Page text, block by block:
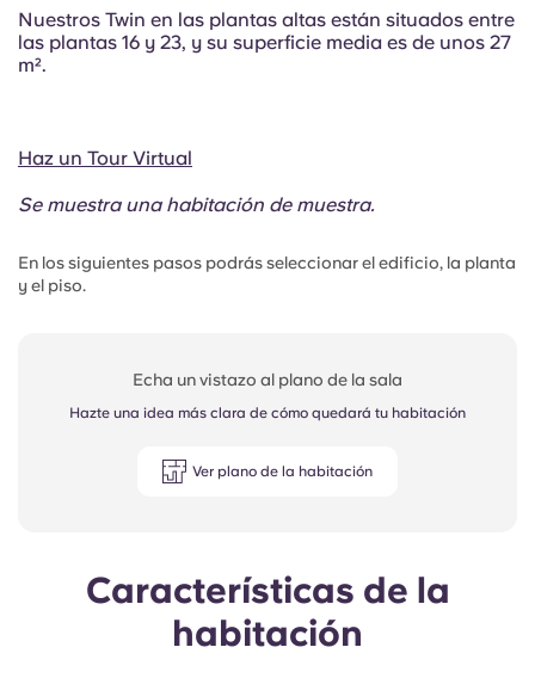
Nuestros Twin en las plantas altas están situados entre
las plantas 16 y 23, y su superficie media es de unos 27
m².
Haz un Tour Virtual
Se muestra una habitación de muestra.
En los siguientes pasos podrás seleccionar el edificio, la planta
y el piso.
Echa un vistazo al plano de la sala
Hazte una idea más clara de cómo quedará tu habitación
Ver plano de la habitación
Características de la
habitación